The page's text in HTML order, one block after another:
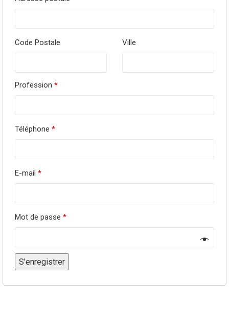
Code Postale Ville
Profession *
Téléphone *
E-mail *
Mot de passe *
S’enregistrer